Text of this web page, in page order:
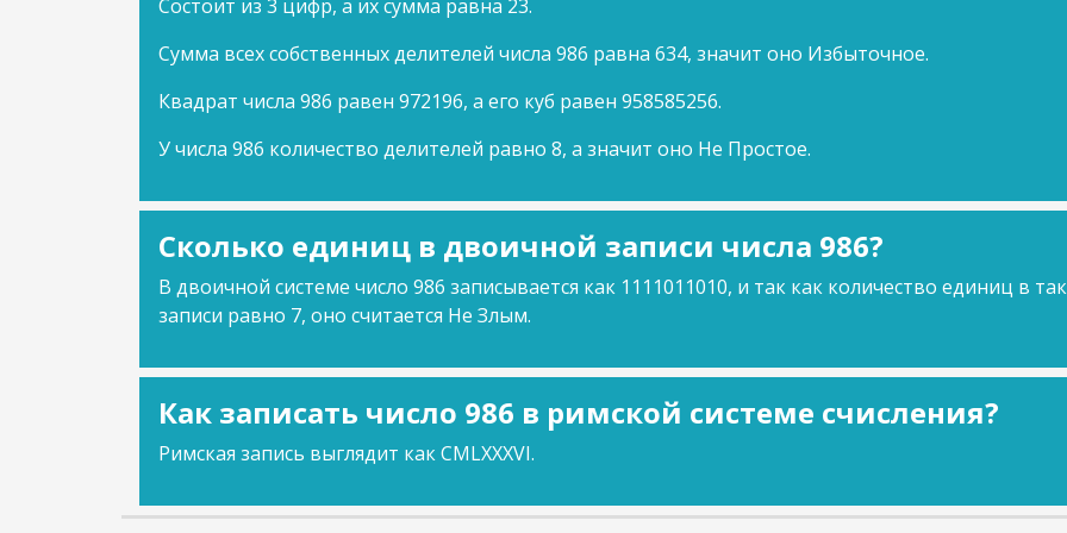
Состоит из 3 цифр, а их сумма равна 23.
Сумма всех собственных делителей числа 986 равна 634, значит оно Избыточное.
Квадрат числа 986 равен 972196, а его куб равен 958585256.
У числа 986 количество делителей равно 8, а значит оно Не Простое.
Сколько единиц в двоичной записи числа 986?
В двоичной системе число 986 записывается как 1111011010, и так как количество единиц в
записи равно 7, оно считается Не Злым.
Как записать число 986 в римской системе счисления?
Римская запись выглядит как CMLXXXVI.